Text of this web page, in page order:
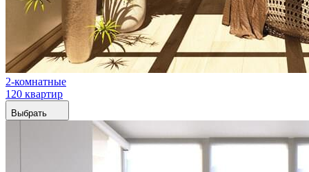
2-комнатные
120 квартир
Выбрать